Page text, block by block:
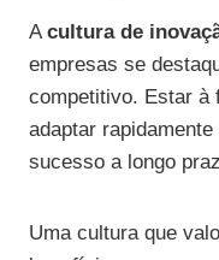
Acultura de
empresas se
competitivo. Estar à
adaptar
sucesso a longo
Uma cultura que